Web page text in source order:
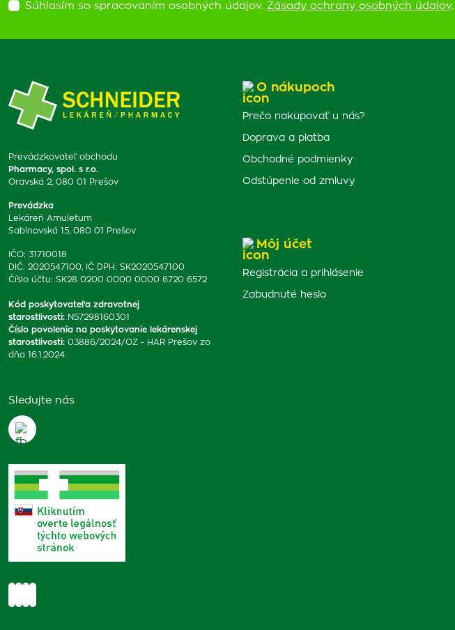
Súhlasím so spracovaním osobných údajov. Zásady ochrany osobných údajov.
Prevádzkovateľ obchodu
Pharmacy, spol. s r.o.
Oravská 2, 080 01 Prešov
Prevádzka
Lekáreň Amuletum
Sabinovská 15, 080 01 Prešov
IČO: 31710018
DIČ: 2020547100, IČ DPH: SK2020547100
Číslo účtu: SK28 0200 0000 0000 6720 6572
Kód poskytovateľa zdravotnej
starostlivosti: N57298160301
Číslo povolenia na poskytovanie lekárenskej
starostlivosti: 03886/2024/OZ - HAR Prešov zo
dňa 16.1.2024
Sledujte nás
O nákupoch
Prečo nakupovať u nás?
Doprava a platba
Obchodné podmienky
Odstúpenie od zmluvy
Môj účet
Registrácia a prihlásenie
Zabudnuté heslo